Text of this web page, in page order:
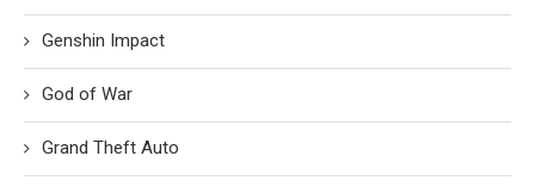
Genshin Impact
God of War
Grand Theft Auto